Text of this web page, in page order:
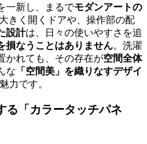
一新し、まるでモダンアートの
きく開くドアや、操作部の配
設計は、日々の使いやすさを追
損なうことはありません。洗濯
かれても、その存在が空間全体
な 「空間美」を織りなすデザイ
力です。
る「カラータッチパネ